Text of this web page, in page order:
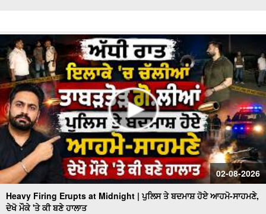
02-08-2026
Heavy Firing Erupts at Midnight | ਪੁਲਿਸ ਤੇ ਬਦਮਾਸ਼ ਹੋਏ ਆਹਮੋ-ਸਾਹਮਣੇ,
ਦੇਖੋ ਮੌਕੇ 'ਤੇ ਕੀ ਬਣੇ ਹਾਲਾਤ